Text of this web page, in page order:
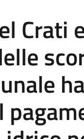
Crati